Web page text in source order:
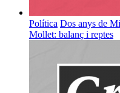
Política Dos anys de
Mollet: balanç i reptes